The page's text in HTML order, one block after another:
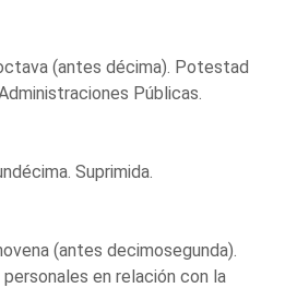
(antes décima). Potestad
Públicas.
Suprimida.
(antes decimosegunda).
en relación con la